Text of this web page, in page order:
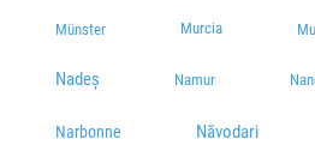
Münster Murcia
Nadeș Namur
Narbonne Năvodari